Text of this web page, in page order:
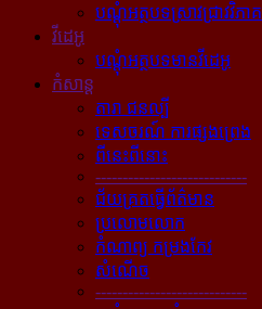
បណ្ដុំអត្ថបទស្រាវជ្រាវវិភាគ
វីដេអូ
បណ្ដុំអត្ថបទមានវីដេអូ
កំសាន្ដ
តារា ជនល្បី
ទេសចរណ៍ ការផ្សងព្រេង
ពីនេះពីនោះ
----------------------------
ជ័យគ្រតធ្វើព័ត៌មាន
ប្រលោមលោក
កំណាព្យ កម្រងកែវ
សំណើច
----------------------------